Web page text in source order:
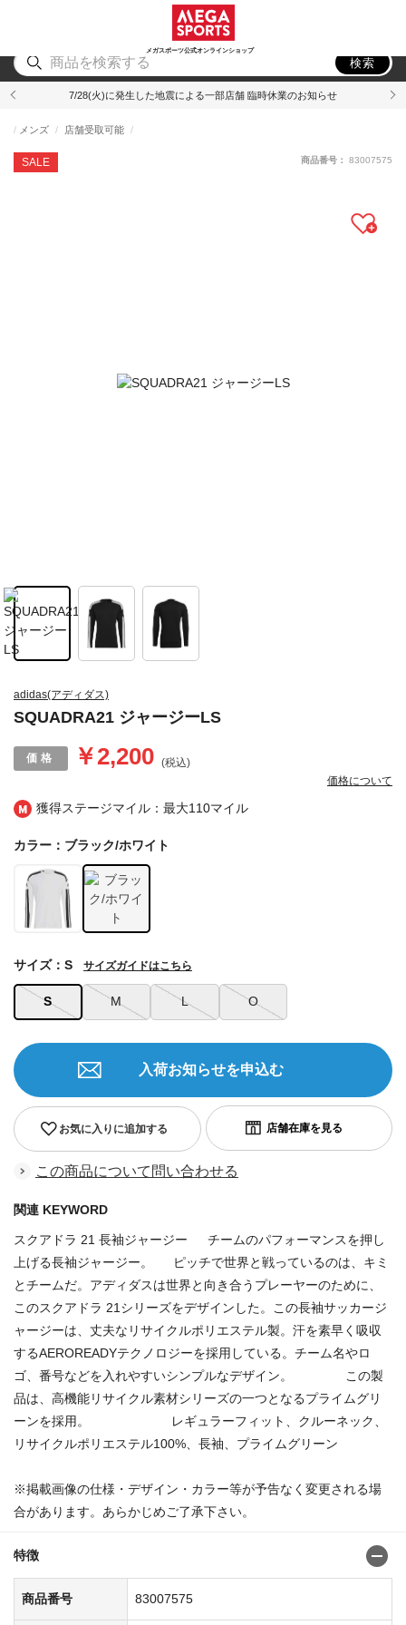
メガスポーツ公式オンラインショップ
アウトドア
検索
7/28(火)に発生した地震による一部店舗 臨時休業のお知らせ
獲得ステージマイル：最大110マイル
adidas(アディダス)
SQUADRA21 ジャージーLS
SALE
メンズ 店舗受取可能
￥2,200 (税込)
価格について
商品番号： 83007575
カラー：ブラック/ホワイト
S M L O
サイズ：S サイズガイドはこちら
お気に入りに追加する
入荷お知らせを申込む
この商品について問い合わせる
関連 KEYWORD
スクアドラ 21 長袖ジャージー チームのパフォーマンスを押し
上げる長袖ジャージー。 ピッチで世界と戦っているのは、キミ
とチームだ。アディダスは世界と向き合うプレーヤーのために、
このスクアドラ 21シリーズをデザインした。この長袖サッカージ
ャージーは、丈夫なリサイクルポリエステル製。汗を素早く吸収
するAEROREADYテクノロジーを採用している。チーム名やロ
ゴ、番号などを入れやすいシンプルなデザイン。 この製
品は、高機能リサイクル素材シリーズの一つとなるプライムグリ
ーンを採用。 レギュラーフィット、クルーネック、
リサイクルポリエステル100%、長袖、プライムグリーン
※掲載画像の仕様・デザイン・カラー等が予告なく変更される場
合があります。あらかじめご了承下さい。
特徴
商品番号 83007575